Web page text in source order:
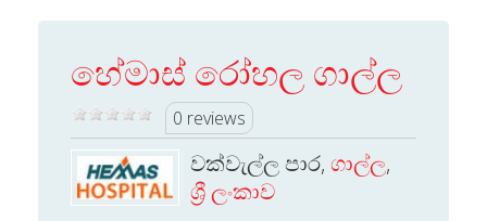
හේමාස් රෝහල ගාල්ල
0 reviews
වක්වැල්ල පාර, ගාල්ල,
ශ්‍රී ලංකාව